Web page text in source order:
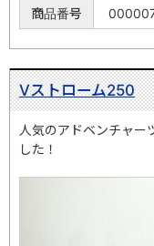
商品番号
Vストローム250
人気のアドベンチャー
した！